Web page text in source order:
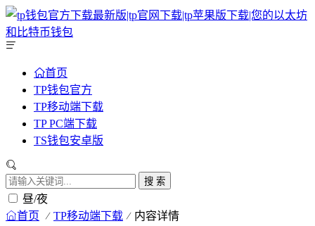
首页
TP钱包官方
TP移动端下载
TP PC端下载
TS钱包安卓版
搜 索
昼/夜
首页 TP移动端下载 内容详情